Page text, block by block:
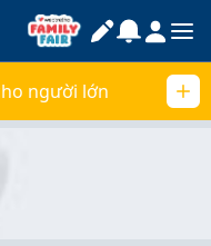
người lớn